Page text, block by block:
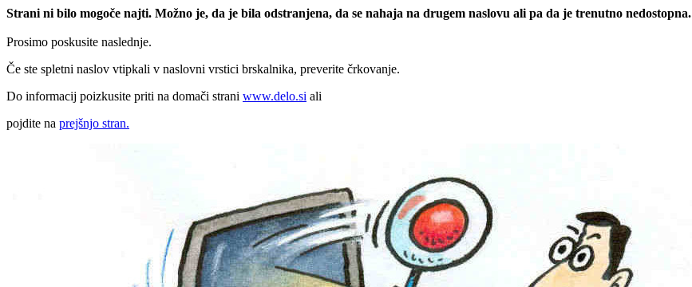
Strani ni bilo mogoče najti. Možno je, da je bila odstranjena, da se nahaja na drugem naslovu ali pa da je trenutno nedostopna.
Prosimo poskusite naslednje.
Če ste spletni naslov vtipkali v naslovni vrstici brskalnika, preverite črkovanje.
Do informacij poizkusite priti na domači strani www.delo.si ali
pojdite na prejšnjo stran.